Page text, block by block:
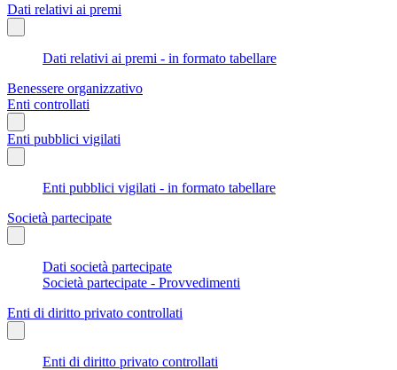
Dati relativi ai premi
Dati relativi ai premi - in formato tabellare
Benessere organizzativo
Enti controllati
Enti pubblici vigilati
Enti pubblici vigilati - in formato tabellare
Società partecipate
Dati società partecipate
Società partecipate - Provvedimenti
Enti di diritto privato controllati
Enti di diritto privato controllati